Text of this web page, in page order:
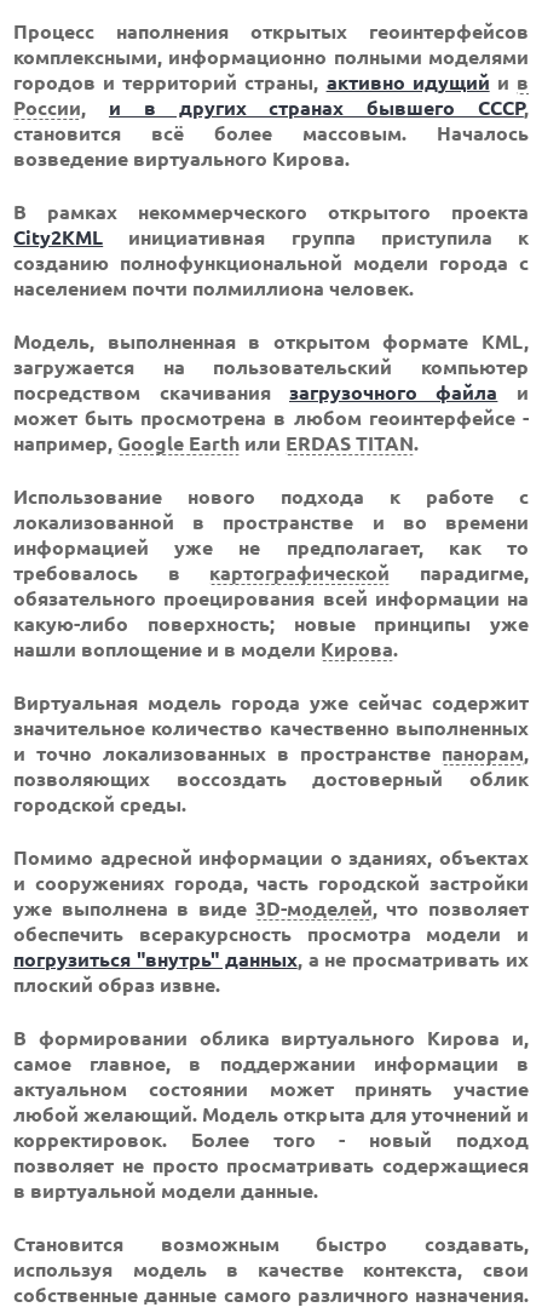
Процесс наполнения открытых геоинтерфейсов
комплексными, информационно полными моделями
городов и территорий страны, активно идущий и в
России, и в других странах бывшего СССР,
становится всё более массовым. Началось
возведение виртуального Кирова.
В рамках некоммерческого открытого проекта
City2KML инициативная группа приступила к
созданию полнофункциональной модели города с
населением почти полмиллиона человек.
Модель, выполненная в открытом формате KML,
загружается на пользовательский компьютер
посредством скачивания загрузочного файла и
может быть просмотрена в любом геоинтерфейсе -
например,Google Earth или ERDAS TITAN.
Использование нового подхода к работе с
локализованной в пространстве и во времени
информацией уже не предполагает, как то
требовалось в картографической парадигме,
обязательного проецирования всей информации на
какую-либо поверхность; новые принципы уже
нашли воплощение и в модели Кирова.
Виртуальная модель города уже сейчас содержит
значительное количество качественно выполненных
и точно локализованных в пространстве панорам,
позволяющих воссоздать достоверный облик
городской среды.
Помимо адресной информации о зданиях, объектах
и сооружениях города, часть городской застройки
уже выполнена в виде 3D-моделей, что позволяет
обеспечить всеракурсность просмотра модели и
погрузиться "внутрь" данных, а не просматривать их
плоский образ извне.
В формировании облика виртуального Кирова и,
самое главное, в поддержании информации в
актуальном состоянии может принять участие
любой желающий. Модель открыта для уточнений и
корректировок. Более того - новый подход
позволяет не просто просматривать содержащиеся
в виртуальной модели данные.
Становится возможным быстро создавать,
используя модель в качестве контекста, свои
собственные данные самого различного назначения.